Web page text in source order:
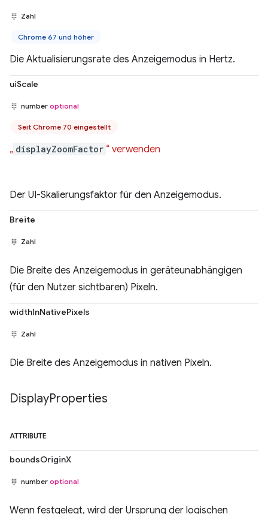
Zahl
Chrome 67 und höher
Die Aktualisierungsrate des Anzeigemodus in Hertz.
uiScale
number optional
Seit Chrome 70 eingestellt
„ displayZoomFactor “ verwenden
Der UI-Skalierungsfaktor für den Anzeigemodus.
Breite
Zahl
Die Breite des Anzeigemodus in geräteunabhängigen
(für den Nutzer sichtbaren) Pixeln.
widthInNativePixels
Zahl
Die Breite des Anzeigemodus in nativen Pixeln.
DisplayProperties
ATTRIBUTE
boundsOriginX
number optional
Wenn festgelegt, wird der Ursprung der logischen